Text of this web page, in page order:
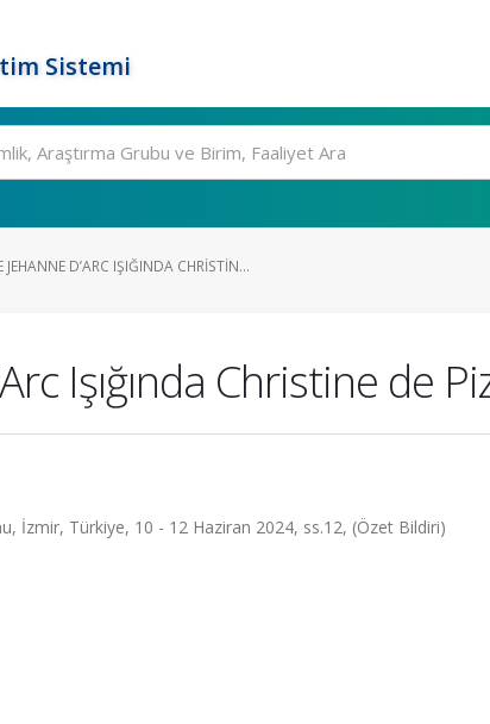
Sistemi
JEHANNE D’ARC IŞIĞINDA CHRISTIN...
Işığında Christine de
İzmir, Türkiye, 10 - 12 Haziran 2024, ss.12, (Özet Bildiri)